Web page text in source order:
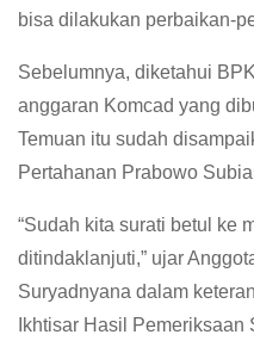
bisa dilakukan perbaikan-
Sebelumnya, diketahui
anggaran Komcad yang
Temuan itu sudah
Pertahanan Prabowo
“Sudah kita surati betul ke
ditindaklanjuti,” ujar
Suryadnyana dalam
Ikhtisar Hasil Pemeriksaan